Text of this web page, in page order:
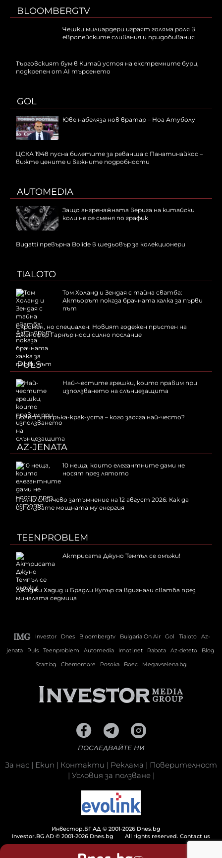
BLOOMBERGTV
Чешки милиардери играят голяма роля в
европейските сливания и придобивания
Търговският бум в Китай устоя на екстремните бури,
подкрепен от AI търсенето
GOL
Юве набеляза нов вратар – Ноа Атуболу
ЦСКА 1948 пусна билетите за реванша с Панатинайкос –
вижте цените и важните подробности
AUTOMEDIA
Защо ангренажната верига на китайски
коли не се сменя по график
Bugatti превърна Bolide в шедьовър за колекционери
TIALOTO
Том Холанд и Зендая с тайна сватба:
Актьорът показа брачната халка за първи
път
Скромен, но специален: Новият годежен пръстен на
Дженифър Гарнър носи силно послание
PULS
Най-честите грешки, които правим при
използването на слънцезащита
Болестта ръка-крак-уста – кого засяга най-често?
AZ-JENATA
10 неща, които елегантните дами не
носят през лятото
Пълно слънчево затъмнение на 12 август 2026: Как да
използвате мощната му енергия
TEENPROBLEM
Актрисата Джуно Темпъл се омъжи!
Джиджи Хадид и Брадли Купър са вдигнали сватба през
миналата седмица
Investor Dnes Bloombergtv Bulgaria On Air Gol Tialoto
Az-
jenata
Puls Teenproblem Automedia Imoti.net Rabota Az-deteto
Blog
Start.bg
Chernomore Posoka Boec Megavselena.bg
ПОСЛЕДВАЙТЕ НИ
За нас | Екип | Контакти | Реклама | Поверителност
| Условия за ползване|
Инвестор.БГ АД © 2001-2026 Dnes.bg
Investor.BG AD © 2001-2026 Dnes.bg
All rights reserved. Contact us